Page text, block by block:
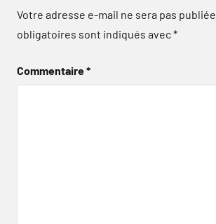
Votre adresse e-mail ne sera pas publiée.
obligatoires sont indiqués avec*
Commentaire*